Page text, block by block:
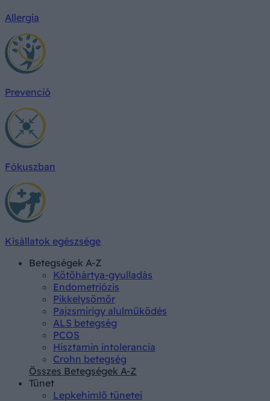
Allergia
Prevenció
Fókuszban
Kisállatok egészsége
Betegségek A-Z
Kötőhártya-gyulladás
Endometriózis
Pikkelysömör
Pajzsmirigy alulműködés
ALS betegség
PCOS
Hisztamin intolerancia
Crohn betegség
Összes Betegségek A-Z
Tünet
Lepkehimlő tünetei